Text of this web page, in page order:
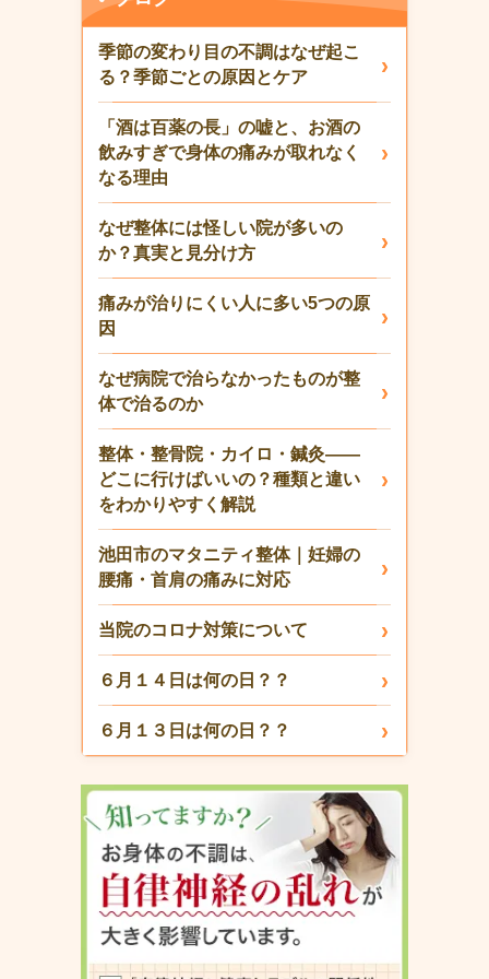
季節の変わり目の不調はなぜ起こ
る？季節ごとの原因とケア
「酒は百薬の長」の嘘と、お酒の
飲みすぎで身体の痛みが取れなく
なる理由
なぜ整体には怪しい院が多いの
か？真実と見分け方
痛みが治りにくい人に多い5つの原
因
なぜ病院で治らなかったものが整
体で治るのか
整体・整骨院・カイロ・鍼灸——
どこに行けばいいの？種類と違い
をわかりやすく解説
池田市のマタニティ整体｜妊婦の
腰痛・首肩の痛みに対応
当院のコロナ対策について
６月１４日は何の日？？
６月１３日は何の日？？